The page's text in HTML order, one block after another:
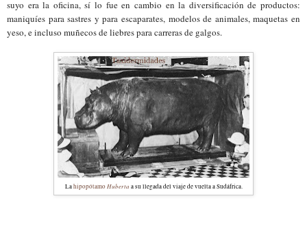
suyo era la oficina, sí lo fue en cambio en la diversificación de productos:
maniquíes para sastres y para escaparates, modelos de animales, maquetas en
yeso, e incluso muñecos de liebres para carreras de galgos.
LahipopótamoHuberta a su llegada del viaje de vuelta a Sudáfrica.